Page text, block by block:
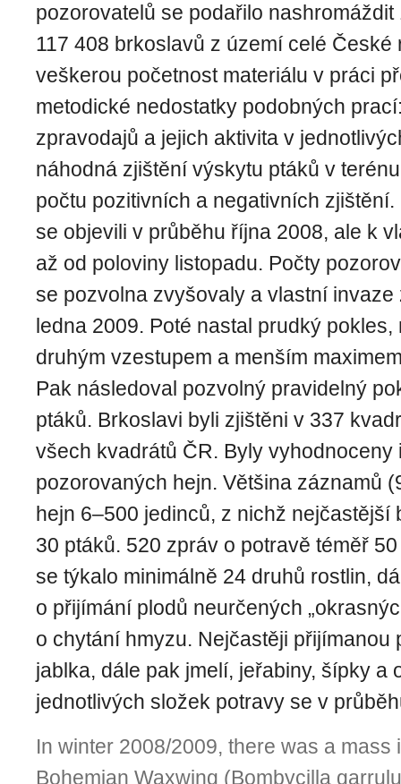
pozorovatelů se podařilo
117 408 brkoslavů z území celé České
veškerou početnost materiálu v práci
metodické nedostatky podobných
zpravodajů a jejich aktivita v
náhodná zjištění výskytu ptáků v
počtu pozitivních a negativních
se objevili v průběhu října 2008, ale k
až od poloviny listopadu. Počty
se pozvolna zvyšovaly a vlastní invaze
ledna 2009. Poté nastal prudký
druhým vzestupem a menším
Pak následoval pozvolný pravidelný
ptáků. Brkoslavi byli zjištěni v 337
všech kvadrátů ČR. Byly vyhodnoceny
pozorovaných hejn. Většina záznamů
hejn 6–500 jedinců, z nichž nejčastější
30 ptáků. 520 zpráv o potravě téměř
se týkalo minimálně 24 druhů rostlin,
o přijímání plodů neurčených
o chytání hmyzu. Nejčastěji přijímanou
jablka, dále pak jmelí, jeřabiny, šípky a
jednotlivých složek potravy se v
In winter 2008/2009, there was a mass
Bohemian Waxwing (Bombycilla